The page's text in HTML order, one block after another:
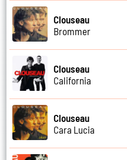
Clouseau
Brommer
Clouseau
California
Clouseau
Cara Lucia